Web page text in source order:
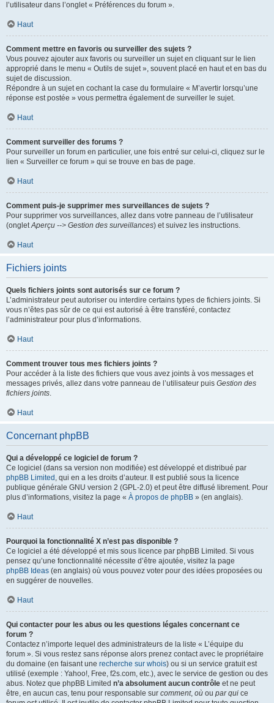
l’utilisateur dans l’onglet « Préférences du forum ».
Haut
Comment mettre en favoris ou surveiller des sujets ?
Vous pouvez ajouter aux favoris ou surveiller un sujet en cliquant sur le lien
approprié dans le menu « Outils de sujet », souvent placé en haut et en bas du
sujet de discussion.
Répondre à un sujet en cochant la case du formulaire « M’avertir lorsqu’une
réponse est postée » vous permettra également de surveiller le sujet.
Haut
Comment surveiller des forums ?
Pour surveiller un forum en particulier, une fois entré sur celui-ci, cliquez sur le
lien « Surveiller ce forum » qui se trouve en bas de page.
Haut
Comment puis-je supprimer mes surveillances de sujets ?
Pour supprimer vos surveillances, allez dans votre panneau de l’utilisateur
(ongletAperçu --> Gestion des surveillances) et suivez les instructions.
Haut
Fichiers joints
Quels fichiers joints sont autorisés sur ce forum ?
L’administrateur peut autoriser ou interdire certains types de fichiers joints. Si
vous n’êtes pas sûr de ce qui est autorisé à être transféré, contactez
l’administrateur pour plus d’informations.
Haut
Comment trouver tous mes fichiers joints ?
Pour accéder à la liste des fichiers que vous avez joints à vos messages et
messages privés, allez dans votre panneau de l’utilisateur puis Gestion des
fichiers joints.
Haut
Concernant phpBB
Qui a développé ce logiciel de forum ?
Ce logiciel (dans sa version non modifiée) est développé et distribué par
phpBB Limited , qui en a les droits d’auteur. Il est publié sous la licence
publique générale GNU version 2 (GPL-2.0) et peut être diffusé librement. Pour
plus d’informations, visitez la page « À propos de phpBB » (en anglais).
Haut
Pourquoi la fonctionnalité X n’est pas disponible ?
Ce logiciel a été développé et mis sous licence par phpBB Limited. Si vous
pensez qu’une fonctionnalité nécessite d’être ajoutée, visitez la page
phpBB Ideas (en anglais) où vous pouvez voter pour des idées proposées ou
en suggérer de nouvelles.
Haut
Qui contacter pour les abus ou les questions légales concernant ce
forum ?
Contactez n’importe lequel des administrateurs de la liste « L’équipe du
forum ». Si vous restez sans réponse alors prenez contact avec le propriétaire
du domaine (en faisant une recherche sur whois) ou si un service gratuit est
utilisé (exemple : Yahoo!, Free, f2s.com, etc.), avec le service de gestion ou des
abus. Notez que phpBB Limited n’a absolument aucun contrôle et ne peut
être, en aucun cas, tenu pour responsable sur comment, où ou par qui ce